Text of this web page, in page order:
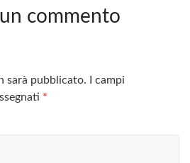
un commento
sarà pubblicato.
I campi
*